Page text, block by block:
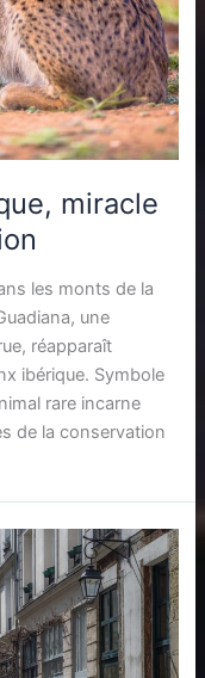
miracle
les monts de la
une
réapparaît
ibérique. Symbole
rare incarne
de la conservation